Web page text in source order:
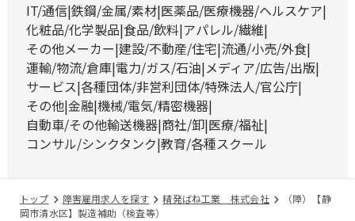
IT/通信 鉄鋼/金属/素材 医薬品/医療機器/ヘルスケア
化粧品/化学製品 食品/飲料 アパレル/繊維
その他メーカー 建設/不動産/住宅 流通/小売/外食
運輸/物流/倉庫 電力/ガス/石油 メディア/広告/出版
サービス 各種団体/非営利団体/特殊法人/官公庁
その他 金融 機械/電気/精密機器
自動車/その他輸送機器 商社/卸 医療/福祉
コンサル/シンクタンク 教育/各種スクール
トップ 障害雇用求人を探す 精発ばね工業 株式会社
（障）【静
岡市清水区】製造補助（検査等）